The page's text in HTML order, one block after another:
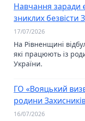
Навчання заради
зниклих безвісти
17/07/2026
На Рівненщині
які працюють із
України.
ГО «Вояцький
родини
16/07/2026